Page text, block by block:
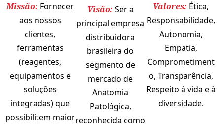
Missão: Fornecer
aos nossos
clientes,
ferramentas
(reagentes,
equipamentos e
soluções
integradas) que
possibilitem maior
Visão: Ser a
principal empresa
distribuidora
brasileira do
segmento de
mercado de
Anatomia
Patológica,
reconhecida como
Valores: Ética,
Responsabilidade,
Autonomia,
Empatia,
Comprometiment
o, Transparência,
Respeito à vida e à
diversidade.